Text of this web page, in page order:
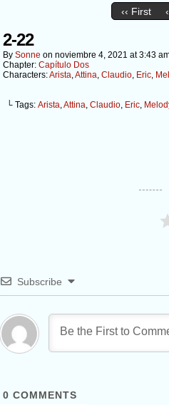
‹‹ First
Buscar
2-22
By Sonne on noviembre 4, 2021 at3:43
Chapter: Capítulo Dos
Characters:Arista,Attina, Claudio, Eric,
└ Tags: Arista,Attina, Claudio, Eric,
Subscribe
0 COMMENTS